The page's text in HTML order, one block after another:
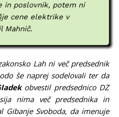
in poslovnik, potem ni
cene elektrike v
Mahnič.
Lah ni več predsednik
še naprej sodelovali ter da
obvestil predsednico DZ
nima več predsednika in
Gibanje Svoboda, da imenuje